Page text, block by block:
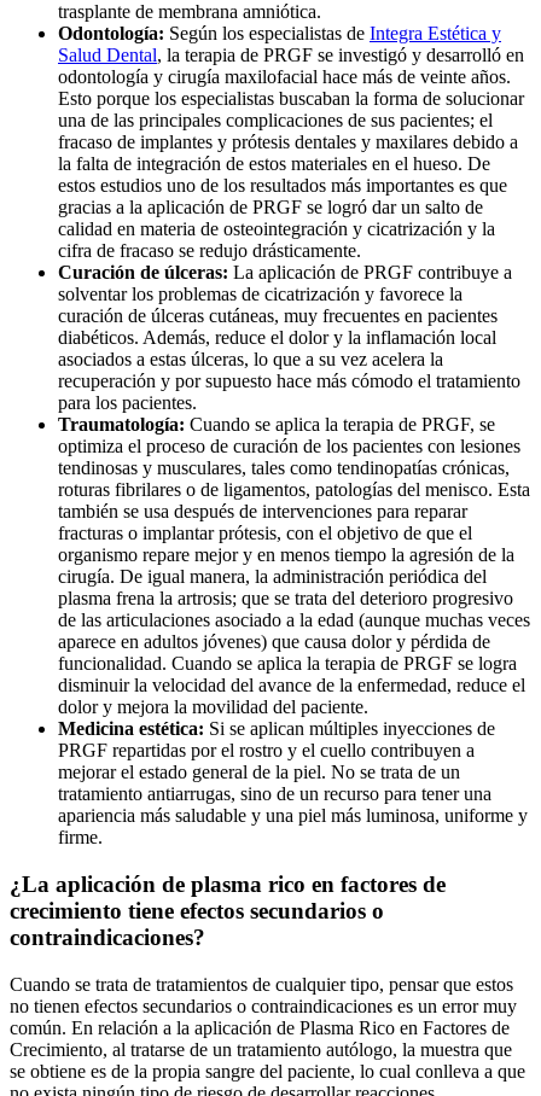
trasplante de membrana amniótica.
Odontología: Según los especialistas de Integra Estética y
Salud Dental, la terapia de PRGF se investigó y desarrolló en
odontología y cirugía maxilofacial hace más de veinte años.
Esto porque los especialistas buscaban la forma de solucionar
una de las principales complicaciones de sus pacientes; el
fracaso de implantes y prótesis dentales y maxilares debido a
la falta de integración de estos materiales en el hueso. De
estos estudios uno de los resultados más importantes es que
gracias a la aplicación de PRGF se logró dar un salto de
calidad en materia de osteointegración y cicatrización y la
cifra de fracaso se redujo drásticamente.
Curación de úlceras: La aplicación de PRGF contribuye a
solventar los problemas de cicatrización y favorece la
curación de úlceras cutáneas, muy frecuentes en pacientes
diabéticos. Además, reduce el dolor y la inflamación local
asociados a estas úlceras, lo que a su vez acelera la
recuperación y por supuesto hace más cómodo el tratamiento
para los pacientes.
Traumatología: Cuando se aplica la terapia de PRGF, se
optimiza el proceso de curación de los pacientes con lesiones
tendinosas y musculares, tales como tendinopatías crónicas,
roturas fibrilares o de ligamentos, patologías del menisco. Esta
también se usa después de intervenciones para reparar
fracturas o implantar prótesis, con el objetivo de que el
organismo repare mejor y en menos tiempo la agresión de la
cirugía. De igual manera, la administración periódica del
plasma frena la artrosis; que se trata del deterioro progresivo
de las articulaciones asociado a la edad (aunque muchas veces
aparece en adultos jóvenes) que causa dolor y pérdida de
funcionalidad. Cuando se aplica la terapia de PRGF se logra
disminuir la velocidad del avance de la enfermedad, reduce el
dolor y mejora la movilidad del paciente.
Medicina estética: Si se aplican múltiples inyecciones de
PRGF repartidas por el rostro y el cuello contribuyen a
mejorar el estado general de la piel. No se trata de un
tratamiento antiarrugas, sino de un recurso para tener una
apariencia más saludable y una piel más luminosa, uniforme y
firme.
¿La aplicación de plasma rico en factores de
crecimiento tiene efectos secundarios o
contraindicaciones?
Cuando se trata de tratamientos de cualquier tipo, pensar que estos
no tienen efectos secundarios o contraindicaciones es un error muy
común. En relación a la aplicación de Plasma Rico en Factores de
Crecimiento, al tratarse de un tratamiento autólogo, la muestra que
se obtiene es de la propia sangre del paciente, lo cual conlleva a que